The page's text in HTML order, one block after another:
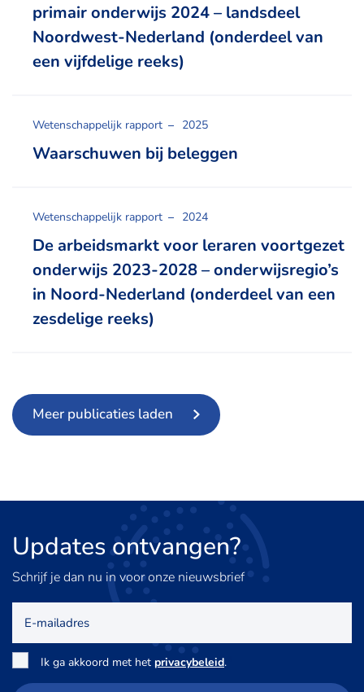
primair onderwijs 2024 – landsdeel
Noordwest-Nederland (onderdeel van
een vijfdelige reeks)
Wetenschappelijk rapport 2025
Waarschuwen bij beleggen
Wetenschappelijk rapport 2024
De arbeidsmarkt voor leraren voortgezet
onderwijs 2023-2028 – onderwijsregio’s
in Noord-Nederland (onderdeel van een
zesdelige reeks)
Meer publicaties laden
Updates ontvangen?
Schrijf je dan nu in voor onze nieuwsbrief
mailadres
Toestemming
Ik ga akkoord met het privacybeleid.